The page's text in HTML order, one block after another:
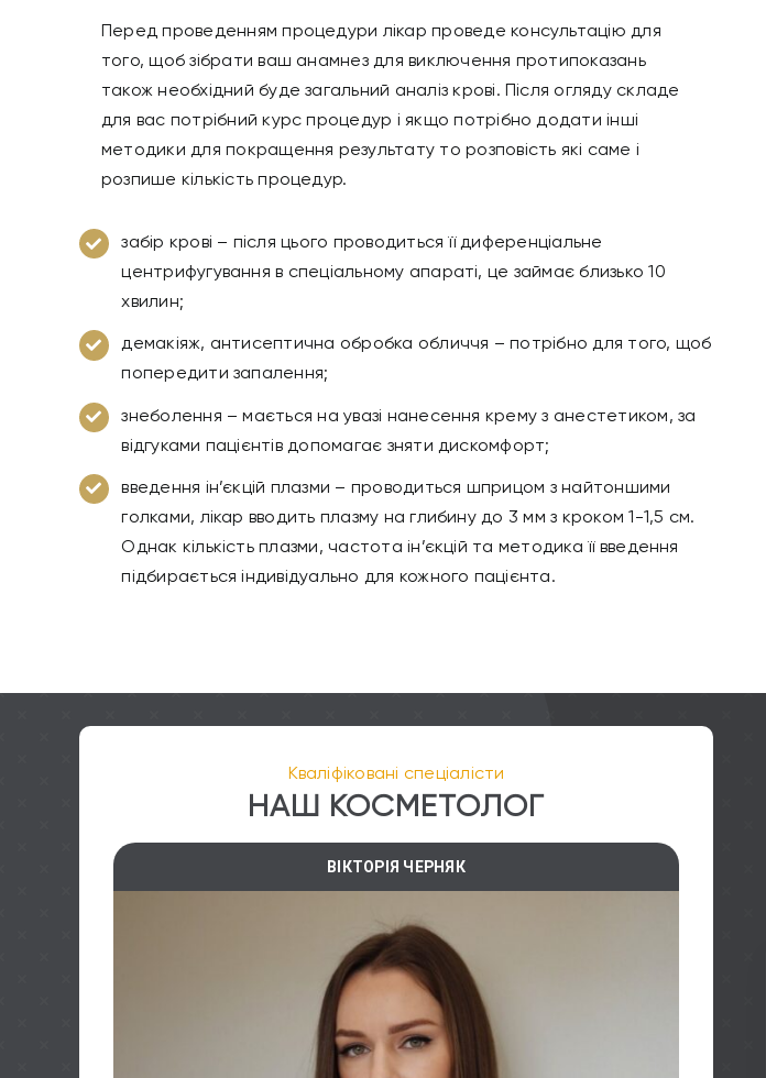
Перед проведенням процедури лікар проведе консультацію для
того, щоб зібрати ваш анамнез для виключення протипоказань
також необхідний буде загальний аналіз крові. Після огляду складе
для вас потрібний курс процедур і якщо потрібно додати інші
методики для покращення результату то розповість які саме і
розпише кількість процедур.
забір крові – після цього проводиться її диференціальне
центрифугування в спеціальному апараті, це займає близько 10
хвилин;
демакіяж, антисептична обробка обличчя – потрібно для того, щоб
попередити запалення;
знеболення – мається на увазі нанесення крему з анестетиком, за
відгуками пацієнтів допомагає зняти дискомфорт;
введення ін’єкцій плазми – проводиться шприцом з найтоншими
голками, лікар вводить плазму на глибину до 3 мм з кроком 1-1,5 см.
Однак кількість плазми, частота ін’єкцій та методика її введення
підбирається індивідуально для кожного пацієнта.
Кваліфіковані спеціалісти
НАШ КОСМЕТОЛОГ
ВІКТОРІЯ ЧЕРНЯК